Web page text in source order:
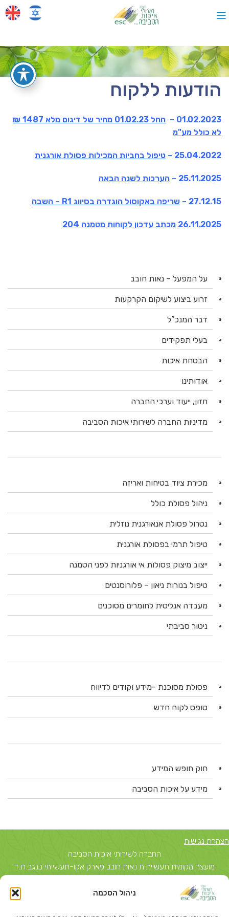
ניהול הסכמה
הודעות ללקוח
01.02.2023 –
החל 01.02.23 מחיר של דיגום מלא 1487 ₪
לא כולל מע"מ
25.04.2022 – טיפול בחביות המכילות פסולת אורגנית
25.11.2025 – הערכות לשנה הבאה
27.12.15 – שריפה באקוסול הוגדרה בסיווג R1 – השבה
26.11.2025 מכתב עדכון לקוחות מטמנה 204
על המפעל – נאות חובב
זרוע ביצוע לשיקום הקרקעות
דבר המנכ”ל
בעלי תפקידים
הבטחת איכות
אודותינו
חזון, ייעוד וערכי החברה
מדיניות החברה לשירותי איכות הסביבה
מכירת ציוד בטיחות ואריזה
ניהול פסולת כולל
נטרול פסולת אנאורגנית נוזלית
טיפול תרמי בפסולת אורגנית
ייצוב מיצוק פסולות אי אורגניות לפני הטמנה
טיפול בנורות ניאון – פלורוסנטים
מעבדה אנליטית לחומרים מסוכנים
ניטור סביבתי
פסולת מסוכנת -מידע וקודים לדיווח
טופס לקוח חדש
חוק חופש המידע
מידע על איכות הסביבה
הצהרת נגישות
החברה לשירותי איכות הסביבה
מועצה מקומית תעשייתית נאות חובב פארק אקו-תעשייתי בנגב ת.ד
יצחק שדה 40, תל אביב ת.ד 51631 תל אביב 67212 טל: 03-